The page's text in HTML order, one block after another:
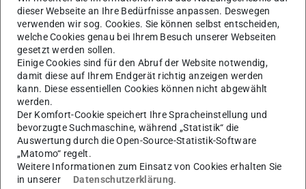
verursachen. Sie bestehen aus einem flockenförmigen
Trägermaterial mit einer oder mehreren dünnen
Beschichtungen aus einem hochbrechenden Metalloxid.
An den dünnen Schichten kommt es zur Überlagerung von
Lichtbündeln bestimmter Wellenlängen. Durch den
Interferenzeffekt entsteht ein von den Winkeln der
Beleuchtung und Beobachtung abhängiger Farbeindruck.
Die geometrieabhängige Farbe zusammen mit einem
intensiven Glanz und einer wahrnehmbaren Textur
machen Spezialeffektpigmente für die Druckindustrie
dieser Webseite an Ihre Bedürfnisse anpassen. Deswegen
verwenden wir sog. Cookies. Sie können selbst entscheiden,
welche Cookies genau bei Ihrem Besuch unserer Webseiten
gesetzt werden sollen.
Einige Cookies sind für den Abruf der Website notwendig,
damit diese auf Ihrem Endgerät richtig anzeigen werden
kann. Diese essentiellen Cookies können nicht abgewählt
werden.
Der Komfort-Cookie speichert Ihre Spracheinstellung und
bevorzugte Suchmaschine, während „Statistik“ die
Auswertung durch die Open-Source-Statistik-Software
„Matomo“ regelt.
Weitere Informationen zum Einsatz von Cookies erhalten Sie
in unserer
Datenschutzerklärung.